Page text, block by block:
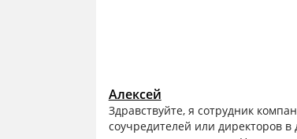
Алексей
Здравствуйте, я сотрудник
соучредителей или директоров